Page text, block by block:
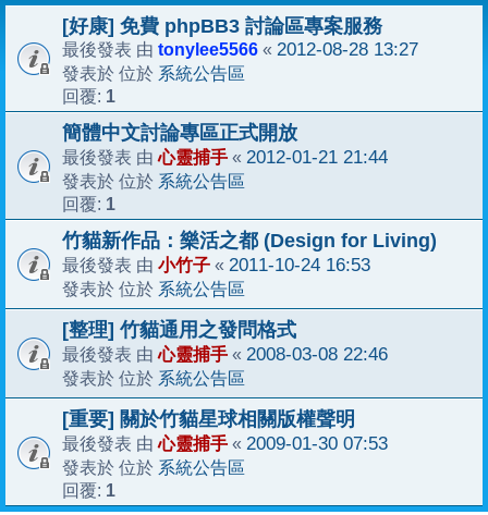
[好康] 免費 phpBB3 討論區專案服務
最後發表 由 tonylee5566 « 2012-08-28 13:27
發表於 位於 系統公告區
回覆: 1
簡體中文討論專區正式開放
最後發表 由心靈捕手 « 2012-01-21 21:44
發表於 位於 系統公告區
回覆: 1
竹貓新作品：樂活之都 (Design for Living)
最後發表 由 小竹子 « 2011-10-24 16:53
發表於 位於 系統公告區
[整理] 竹貓通用之發問格式
最後發表 由心靈捕手 « 2008-03-08 22:46
發表於 位於 系統公告區
[重要] 關於竹貓星球相關版權聲明
最後發表 由心靈捕手 « 2009-01-30 07:53
發表於 位於 系統公告區
回覆: 1